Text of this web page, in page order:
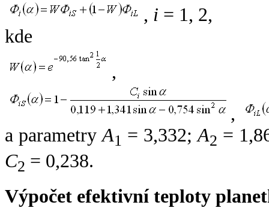
, i = 1, 2,
kde
,
,
a parametryA1 = 3,332;A2 =
C2 = 0,238.
Výpočet efektivní teploty